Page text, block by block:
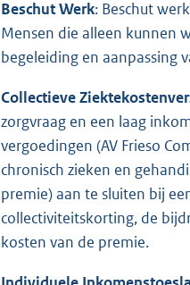
Beschut Werk: Beschut
Mensen die alleen kunnen
begeleiding en aanpassing
Collectieve
zorgvraag en een laag
vergoedingen (AV Frieso
chronisch zieken en
premie) aan te sluiten bij
collectiviteitskorting, de
kosten van de premie.